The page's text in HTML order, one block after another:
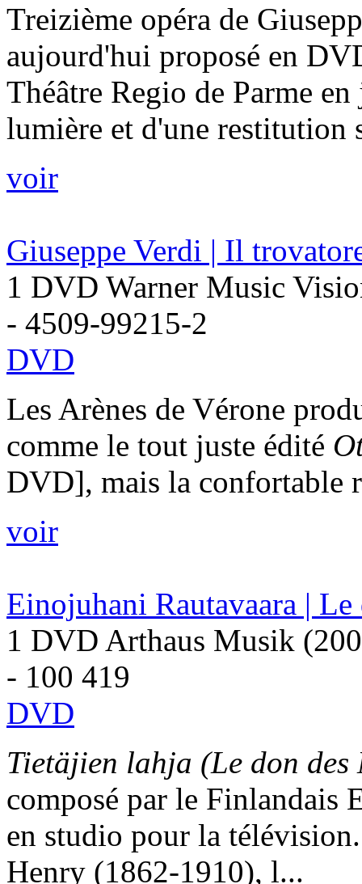
Treizième opéra de
aujourd'hui proposé en
Théâtre Regio de Parme
lumière et d'une restitution
voir
Giuseppe Verdi | Il
1 DVD Warner Music
- 4509-99215-2
DVD
Les Arènes de Vérone
comme le tout juste édité
DVD], mais la confortable
voir
Einojuhani Rautavaara | Le
1 DVD Arthaus Musik
- 100 419
DVD
Tietäjien lahja (Le don des
composé par le Finlandais
en studio pour la
Henry (1862-1910), l...